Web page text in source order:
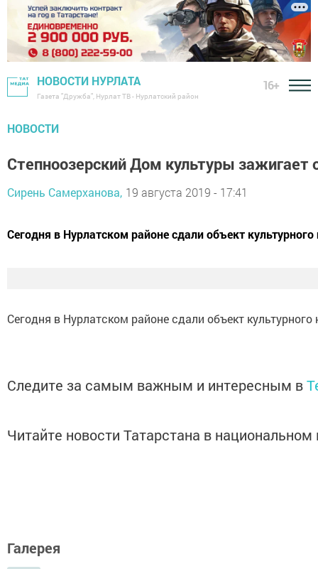
НОВОСТИ НУРЛАТА
Газета "Дружба", Нурлат ТВ - Нурлатский район
16+
НОВОСТИ
Степноозерский Дом культуры зажигает
Сирень Самерханова, 19 августа 2019 - 17:41
Сегодня в Нурлатском районе сдали объект
Сегодня в Нурлатском районе сдали объект
Следите за самым важным и интересным в
Читайте новости Татарстана в
Галерея